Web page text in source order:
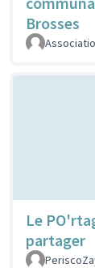
Brosses
Le
partager